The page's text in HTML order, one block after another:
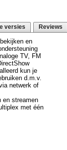
versies Reviews
en
TV, FM
kun je
d.m.v.
netwerk of
en streamen
met één